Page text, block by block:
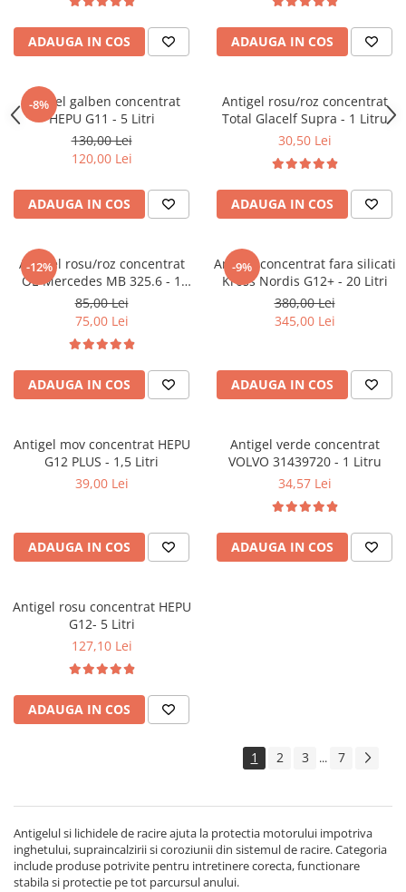
Kit lant distributie
Curea distributie
Pompa apa
Transmisie
Kit transmisie
Curea transmisie
Busoane/inele etansare
Directie/stabilizare
Bielete antiruliu
Cap de bara
Caroserie
Amortizor capota
Amortizor portbagaj/hayon
Amortizor
Pivot suspensie
Ambreiaj
► Accesorii auto
■ Tavite auto portbagaj
■ Becuri auto
■ Accesorii auto interior
■ Accesorii auto exterior
■ Electrice auto
■ Capace roti
■ Stergatoare auto
■ Suporturi portbagaj
ADAUGA IN COS ADAUGA IN COS
-8%
Antigel galben concentrat
HEPU G11 - 5 Litri
130,00 Lei
120,00 Lei
ADAUGA IN COS
Antigel rosu/roz concentrat
Total Glacelf Supra - 1 Litru
30,50 Lei
ADAUGA IN COS
-12%
Antigel rosu/roz concentrat
OE Mercedes MB 325.6 - 1
Litru
85,00 Lei
75,00 Lei
ADAUGA IN COS
-9%
Antigel concentrat fara silicati
Kross Nordis G12+ - 20 Litri
380,00 Lei
345,00 Lei
ADAUGA IN COS
Antigel mov concentrat HEPU
G12 PLUS - 1,5 Litri
39,00 Lei
ADAUGA IN COS
Antigel verde concentrat
VOLVO 31439720 - 1 Litru
34,57 Lei
ADAUGA IN COS
Antigel rosu concentrat HEPU
G12- 5 Litri
127,10 Lei
ADAUGA IN COS
1 2 3 ... 7
Antigelul si lichidele de racire ajuta la protectia motorului impotriva
inghetului, supraincalzirii si coroziunii din sistemul de racire. Categoria
include produse potrivite pentru intretinere corecta, functionare
stabila si protectie pe tot parcursul anului.